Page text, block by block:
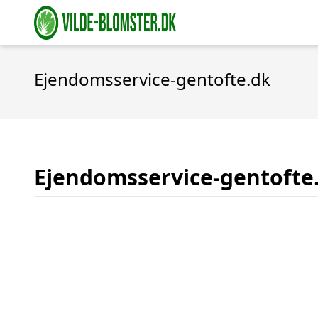
Ejendomsservice-gentofte.dk
Ejendomsservice-